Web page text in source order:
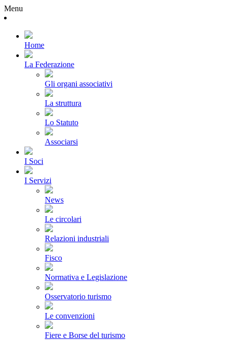
Menu
Home
La Federazione
Gli organi associativi
La struttura
Lo Statuto
Associarsi
I Soci
I Servizi
News
Le circolari
Relazioni industriali
Fisco
Normativa e Legislazione
Osservatorio turismo
Le convenzioni
Fiere e Borse del turismo